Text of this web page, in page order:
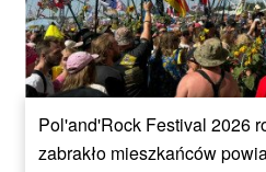
Pol'and'Rock Festival 2026
zabrakło mieszkańców